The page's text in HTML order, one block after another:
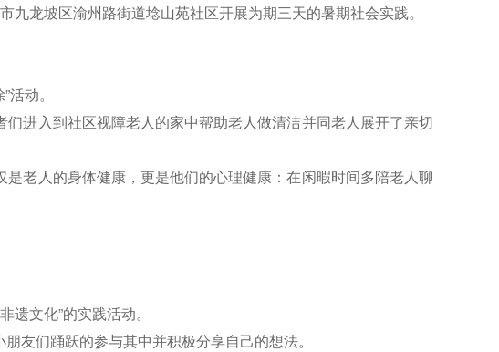
龙坡区渝州路街道埝山苑社区开展为期三天的暑期社会实践。
动。
进入到社区视障老人的家中帮助老人做清洁并同老人展开了亲切
老人的身体健康，更是他们的心理健康：在闲暇时间多陪老人聊
文化”的实践活动。
友们踊跃的参与其中并积极分享自己的想法。